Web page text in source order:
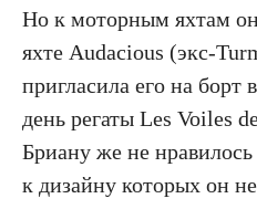
Но к моторным яхтам
яхте Audacious (экс-
пригласила его на борт
день регаты Les Voiles
Бриану же не нравилось
к дизайну которых он